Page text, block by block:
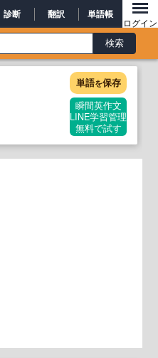
診断 翻訳 単語帳
ログイン
単語を保存
瞬間英作文
LINE学習管理
無料で試す